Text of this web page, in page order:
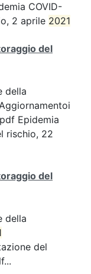
COVID-
2 aprile 2021
del
della
Epidemia
rischio, 22
del
della
del